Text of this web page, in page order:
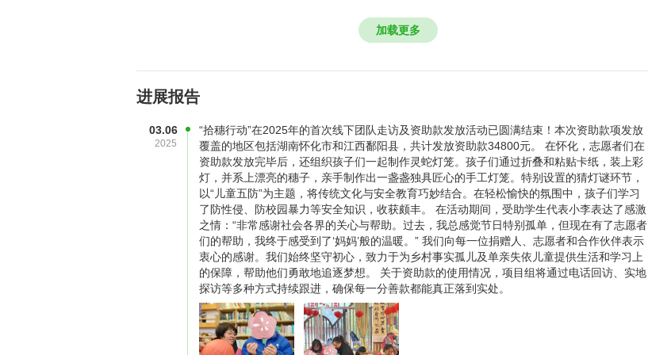
拾穗行动的目标就是关注并帮助中国单亲失依孩子有尊严地成长。 我们联合多方力量，拾
起这些犹如散落在田间被遗忘的穗粒。 我们一起扎实的工作，希望通过各方的共同努力，
能让单亲失依儿童群体最终纳入政府保障体系。
加载更多
进展报告
03.06
2025
“拾穗行动”在2025年的首次线下团队走访及资助款发放活动已圆满结束！本次资助款项发放
覆盖的地区包括湖南怀化市和江西鄱阳县，共计发放资助款34800元。 在怀化，志愿者们在
资助款发放完毕后，还组织孩子们一起制作灵蛇灯笼。孩子们通过折叠和粘贴卡纸，装上彩
灯，并系上漂亮的穗子，亲手制作出一盏盏独具匠心的手工灯笼。特别设置的猜灯谜环节，
以“儿童五防”为主题，将传统文化与安全教育巧妙结合。在轻松愉快的氛围中，孩子们学习
了防性侵、防校园暴力等安全知识，收获颇丰。 在活动期间，受助学生代表小李表达了感激
之情：“非常感谢社会各界的关心与帮助。过去，我总感觉节日特别孤单，但现在有了志愿者
们的帮助，我终于感受到了‘妈妈’般的温暖。” 我们向每一位捐赠人、志愿者和合作伙伴表示
衷心的感谢。我们始终坚守初心，致力于为乡村事实孤儿及单亲失依儿童提供生活和学习上
的保障，帮助他们勇敢地追逐梦想。 关于资助款的使用情况，项目组将通过电话回访、实地
探访等多种方式持续跟进，确保每一分善款都能真正落到实处。